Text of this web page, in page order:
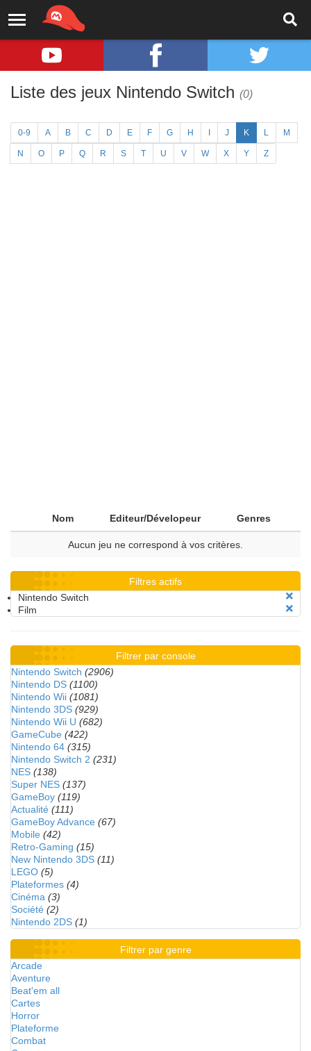
Liste des jeux Nintendo Switch (0)
0-9 A B C D E F G H J K L M
N O P Q R S T U V W X Y Z
Nom Editeur/Dévelopeur Genres
Aucun jeu ne correspond à vos critères.
Filtres actifs
Nintendo Switch
Film
Filtrer par console
Nintendo Switch (2906)
Nintendo DS (1100)
Nintendo Wii (1081)
Nintendo 3DS (929)
Nintendo Wii U (682)
GameCube (422)
Nintendo 64 (315)
Nintendo Switch 2 (231)
NES (138)
Super NES (137)
GameBoy (119)
Actualité (111)
GameBoy Advance (67)
Mobile (42)
Retro-Gaming (15)
New Nintendo 3DS (11)
LEGO (5)
Plateformes (4)
Cinéma (3)
Société (2)
Nintendo 2DS (1)
Filtrer par genre
Arcade
Aventure
Beat'em all
Cartes
Horror
Plateforme
Combat